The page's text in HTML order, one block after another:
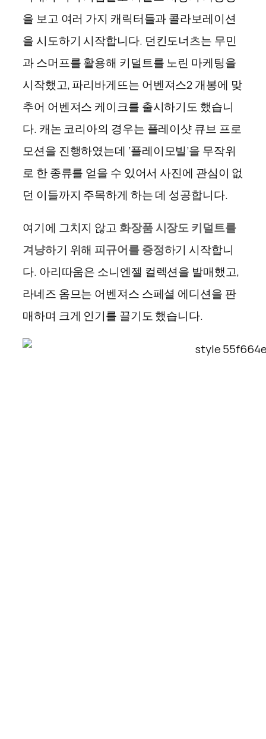
을 보고 여러 가지 캐릭터들과 콜라보레이션
을 시도하기 시작합니다. 던킨도너츠는 무민
과 스머프를 활용해 키덜트를 노린 마케팅을
시작했고,파리바게뜨는 어벤져스2개봉에 맞
추어 어벤져스 케이크를 출시하기도 했습니
다. 캐논 코리아의 경우는 플레이샷 큐브 프로
모션을 진행하였는데 ‘플레이모빌’을 무작위
로 한 종류를 얻을 수 있어서 사진에 관심이 없
던 이들까지 주목하게 하는 데 성공합니다.
여기에 그치지 않고 화장품 시장도 키덜트를
겨냥하기 위해 피규어를 증정하기 시작합니
다. 아리따움은 소니엔젤 컬렉션을 발매했고,
라네즈 옴므는 어벤져스 스페셜 에디션을 판
매하며 크게 인기를 끌기도 했습니다.